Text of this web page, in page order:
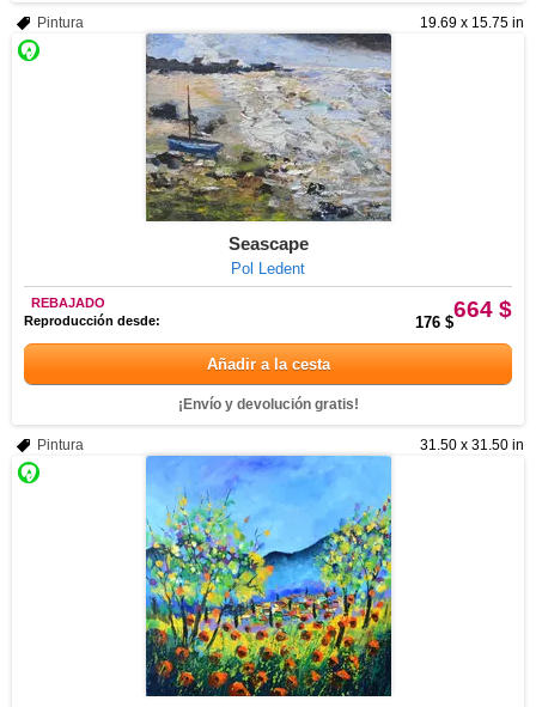
19.69 x 15.75 in
Pintura
Seascape
Pol Ledent
664 $
REBAJADO
Reproducción desde:
176 $
Añadir a la cesta
¡Envío y devolución gratis!
31.50 x 31.50 in
Pintura